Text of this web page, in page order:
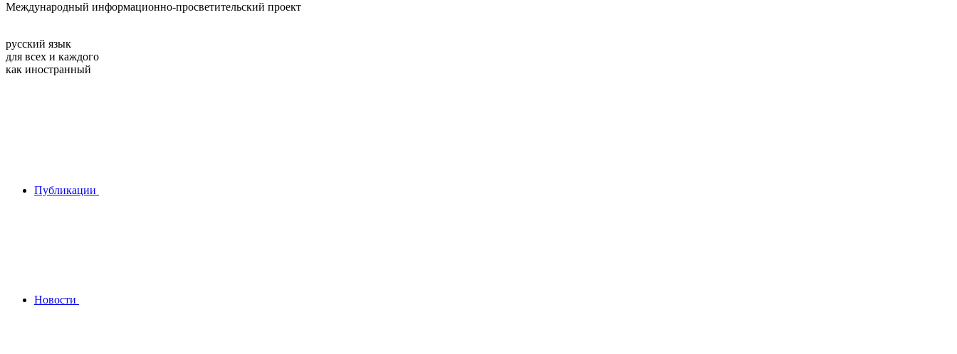
Международный информационно-просветительский проект
русский язык
для всех и каждого
как иностранный
Публикации
Новости